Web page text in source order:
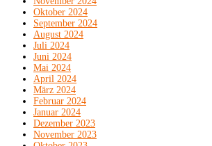
Oktober 2024
September 2024
August 2024
Juli 2024
Juni 2024
Mai 2024
April 2024
März 2024
Februar 2024
Januar 2024
Dezember 2023
November 2023